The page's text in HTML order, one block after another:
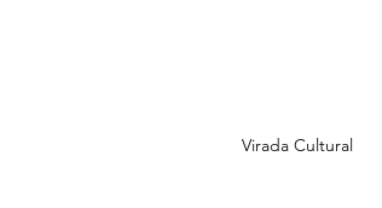
Virada Cultural